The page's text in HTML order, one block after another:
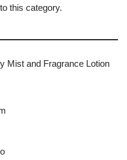
this category.
Mist and Fragrance Lotion